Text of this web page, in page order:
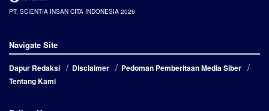
PT. SCIENTIA INSAN CITA INDONESIA 2026
Navigate Site
Dapur Redaksi Disclaimer
Pedoman Pemberitaan Media Siber
Tentang Kami